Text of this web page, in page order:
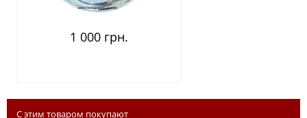
1 000 грн.
С этим товаром покупают